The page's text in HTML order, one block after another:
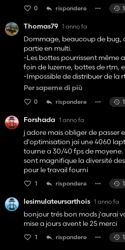
0 rispondere
Thomas79 1 anno fa
Dommage, beaucoup de
partie en multi.
-Les bottes pourrissent même
foin de luzerne, bottes de rtm,
-Impossible de distribuer de la
avec la mélangeuse (rtm
-Plusieurs conflits avec
etc...
-Certains de notre équipe sont
une 1070 pour faire tourner le
-Les animaux sortent de leurs
les champs d'a coté
-Le pulvé avec les caméras fait
herbes (on a passé le pulvé sur
caméra et fait le tour du
ça a refait pousser les
l'infini, que ce soit avec la
précision. Ça pourrait être un
plus de test.
Per saperne di più
0 rispondere
Forshada 1 anno fa
j adore mais obliger de passer
d'optimisation jai une 4060
tourne a 30/40 fps de
sont magnifique la diversité
pour le travail fourni
1 rispondere
lesimulateursarthois 1 anno fa
bonjour trés bon mods j'aurai
mise a jours avent le 25 merci
1 rispondere